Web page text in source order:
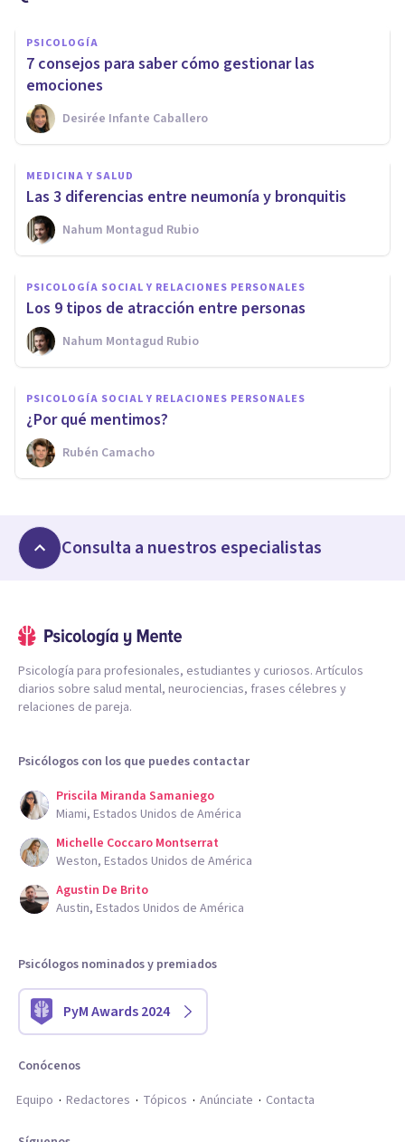
PSICOLOGÍA
7 consejos para saber cómo gestionar las
emociones
Desirée Infante Caballero
MEDICINA Y SALUD
Las 3 diferencias entre neumonía y bronquitis
Nahum Montagud Rubio
PSICOLOGÍA SOCIAL Y RELACIONES PERSONALES
Los 9 tipos de atracción entre personas
Nahum Montagud Rubio
PSICOLOGÍA SOCIAL Y RELACIONES PERSONALES
¿Por qué mentimos?
Rubén Camacho
Consulta a nuestros especialistas
Psicología para profesionales, estudiantes y curiosos. Artículos
diarios sobre salud mental, neurociencias, frases célebres y
relaciones de pareja.
Psicólogos con los que puedes contactar
Priscila Miranda Samaniego
Miami, Estados Unidos de América
Michelle Coccaro Montserrat
Weston, Estados Unidos de América
Agustin De Brito
Austin, Estados Unidos de América
Psicólogos nominados y premiados
PyM Awards 2024
Conócenos
Equipo
Redactores Tópicos Anúnciate Contacta